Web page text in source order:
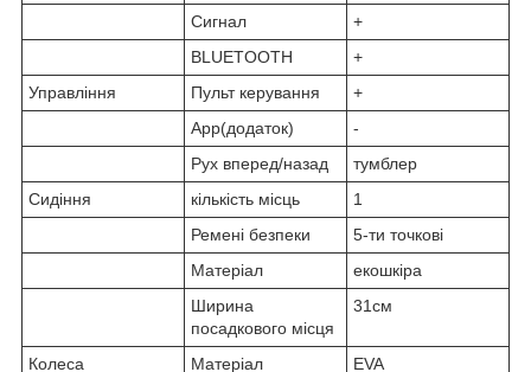
Сигнал
+
BLUETOOTH
+
Управління
Пульт керування
+
App(додаток)
-
Рух вперед/назад
тумблер
Сидіння
кількість місць
1
Ремені безпеки
5-ти точкові
Матеріал
екошкіра
Ширина
посадкового місця
31см
Колеса Матеріал
EVA